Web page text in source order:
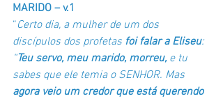
MARIDO – v.1
“Certo dia, a mulher de um dos
discípulos dos profetas foi falar a Eliseu:
“Teu servo, meu marido, morreu, e tu
sabes que ele temia o SENHOR. Mas
agora veio um credor que está querendo